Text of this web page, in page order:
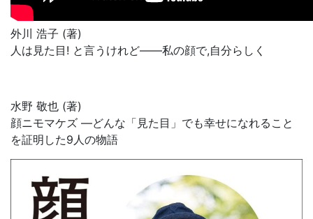
外川 浩子 (著)
人は見た目! と言うけれど――私の顔で,自分らしく
水野 敬也 (著)
顔ニモマケズ ―どんな「見た目」でも幸せになれること
を証明した9人の物語